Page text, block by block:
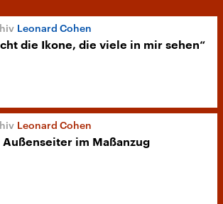
Leonard Cohen
die Ikone, die viele in mir sehen“
Leonard Cohen
Außenseiter im Maßanzug